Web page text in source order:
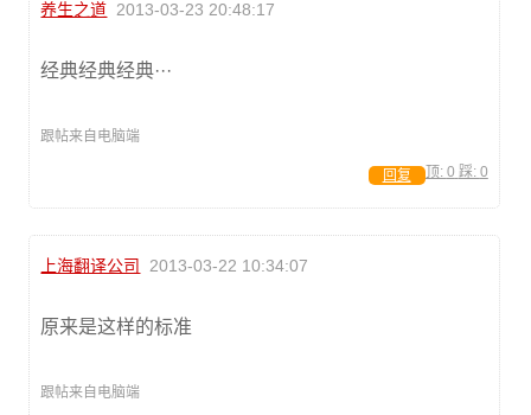
养生之道 2013-03-23 20:48:17
经典经典经典···
跟帖来自电脑端
顶: 0 踩: 0
回复
上海翻译公司 2013-03-22 10:34:07
原来是这样的标准
跟帖来自电脑端